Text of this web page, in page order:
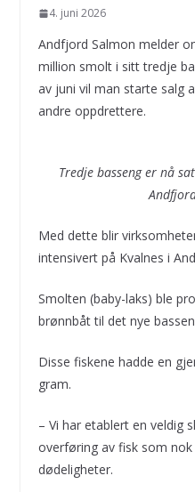
4. juni 2026
Andfjord Salmon melder
million smolt i sitt tredje
av juni vil man starte salg
andre oppdrettere.
Tredje basseng er nå
Med dette blir
intensivert på Kvalnes i
Smolten (baby-laks) ble
brønnbåt til det nye
Disse fiskene hadde en
gram.
– Vi har etablert en veldig
overføring av fisk som
dødeligheter.